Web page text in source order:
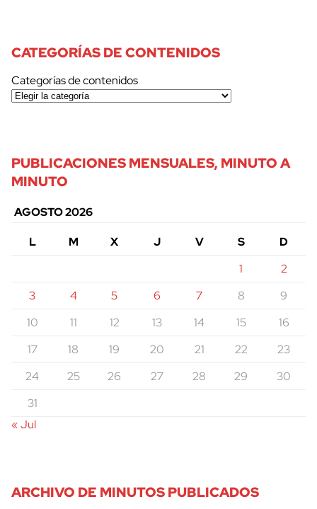
CATEGORÍAS DE CONTENIDOS
Categorías de contenidos
PUBLICACIONES MENSUALES, MINUTO A
MINUTO
AGOSTO 2026
L
M X J V S
D
1
2
3
4 5 6 7 8
9
10
11 12 13 14 15
16
17
18 19 20 21 22
23
24
25 26 27 28 29
30
31
« Jul
ARCHIVO DE MINUTOS PUBLICADOS